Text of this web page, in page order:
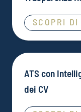
SCOPRI DI
ATS con
dei CV